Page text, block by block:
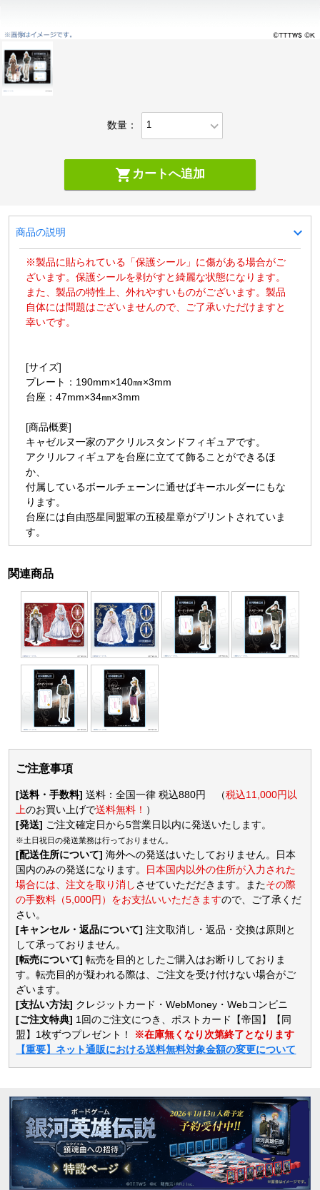
数量： expand_more
shopping_cart カートへ追加
商品の説明 expand_more
※製品に貼られている「保護シール」に傷がある場合がご
ざいます。保護シールを剥がすと綺麗な状態になります。
また、製品の特性上、外れやすいものがございます。製品
自体には問題はございませんので、ご了承いただけますと
幸いです。
[サイズ]
プレート：190mm×140㎜×3mm
台座：47mm×34㎜×3mm
[商品概要]
キャゼルヌ一家のアクリルスタンドフィギュアです。
アクリルフィギュアを台座に立てて飾ることができるほ
か、
付属しているボールチェーンに通せばキーホルダーにもな
ります。
台座には自由惑星同盟軍の五稜星章がプリントされていま
す。
関連商品
ご注意事項
[送料・手数料] 送料：全国一律 税込880円 （税込11,000円以
上のお買い上げで送料無料！ ）
[発送] ご注文確定日から5営業日以内に発送いたします。
※土日祝日の発送業務は行っておりません。
[配送住所について] 海外への発送はいたしておりません。日本
国内のみの発送になります。 日本国内以外の住所が入力された
場合には、注文を取り消しさせていただだきます。またその際
の手数料（5,000円）をお支払いいただきますので、ご了承くだ
さい。
[キャンセル・返品について] 注文取消し・返品・交換は原則と
して承っておりません。
[転売について] 転売を目的としたご購入はお断りしておりま
す。転売目的が疑われる際は、ご注文を受け付けない場合がご
ざいます。
[支払い方法] クレジットカード・WebMoney・Webコンビニ
[ご注文特典] 1回のご注文につき、ポストカード【帝国】【同
盟】1枚ずつプレゼント！ ※在庫無くなり次第終了となります
【重要】ネット通販における送料無料対象金額の変更について